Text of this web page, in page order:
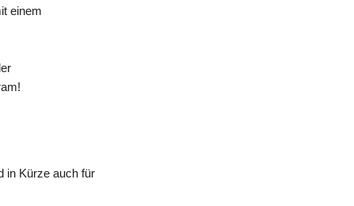
einem
in Kürze auch für